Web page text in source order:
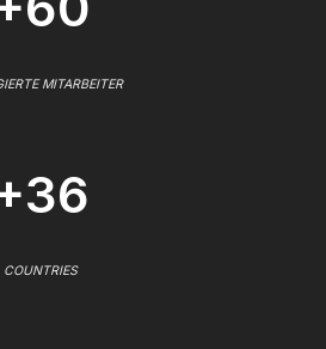
MITARBEITER
COUNTRIES